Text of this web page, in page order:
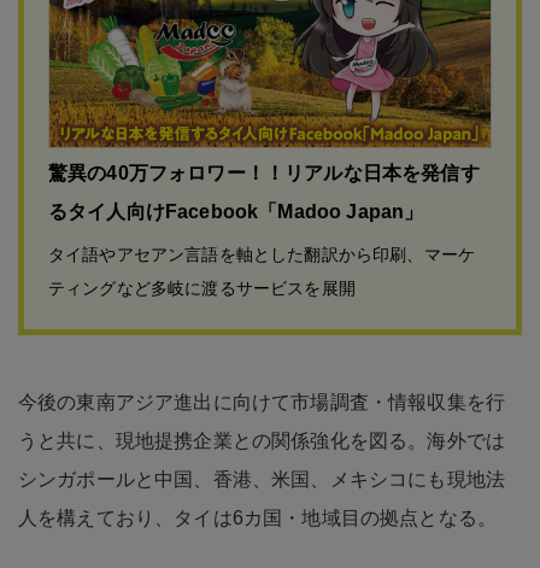
驚異の40万フォロワー！！リアルな日本を発信す
るタイ人向けFacebook「Madoo Japan」
タイ語やアセアン言語を軸とした翻訳から印刷、マーケ
ティングなど多岐に渡るサービスを展開
今後の東南アジア進出に向けて市場調査・情報収集を行
うと共に、現地提携企業との関係強化を図る。海外では
シンガポールと中国、香港、米国、メキシコにも現地法
人を構えており、タイは6カ国・地域目の拠点となる。